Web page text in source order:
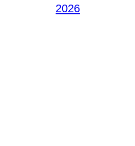
2026